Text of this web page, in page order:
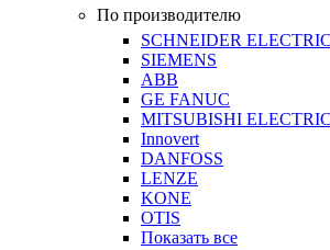
По производителю
SCHNEIDER ELECTRIC
SIEMENS
ABB
GE FANUC
MITSUBISHI ELECTRIC
Innovert
DANFOSS
LENZE
KONE
OTIS
Показать все